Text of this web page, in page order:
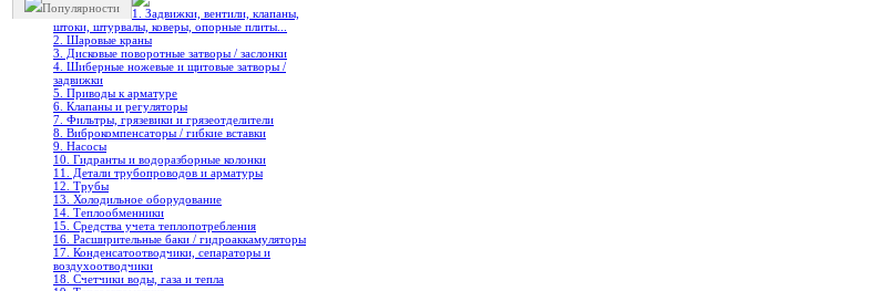
Популярности
1. Задвижки, вентили, клапаны,
штоки, штурвалы, коверы, опорные плиты...
2. Шаровые краны
3. Дисковые поворотные затворы / заслонки
4. Шиберные ножевые и щитовые затворы /
задвижки
5. Приводы к арматуре
6. Клапаны и регуляторы
7. Фильтры, грязевики и грязеотделители
8. Виброкомпенсаторы / гибкие вставки
9. Насосы
10. Гидранты и водоразборные колонки
11. Детали трубопроводов и арматуры
12. Трубы
13. Холодильное oборудование
14. Теплообменники
15. Средства учета теплопотребления
16. Расширительные баки / гидроаккамуляторы
17. Конденсатоотводчики, сепараторы и
воздухоотводчики
18. Счетчики воды, газа и тепла